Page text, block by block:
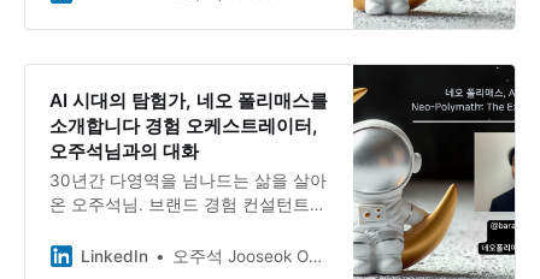
이 알면서도 이를 창의적으로 융합해
말이에요.
AI 시대의 탐험가, 네오 폴리매스를
소개합니다 경험 오케스트레이터,
오주석님과의 대화
30년간 다영역을 넘나드는 삶을 살아
온 오주석님. 브랜드 경험 컨설턴트이
이며 동시에 수영을 사랑하는 일상의
LinkedIn 오주석 Jooseok Oh, DBA, Ph.D.